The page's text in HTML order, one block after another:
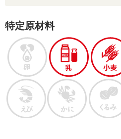
特定原材料